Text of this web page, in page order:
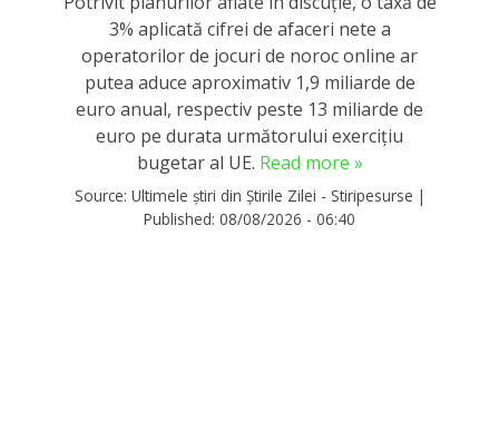
3% aplicată cifrei de afaceri nete a
operatorilor de jocuri de noroc online ar
putea aduce aproximativ 1,9 miliarde de
euro anual, respectiv peste 13 miliarde de
euro pe durata următorului exercițiu
bugetar al UE. Read more »
Source: Ultimele știri din Știrile Zilei - Stiripesurse |
Published: 08/08/2026 - 06:40